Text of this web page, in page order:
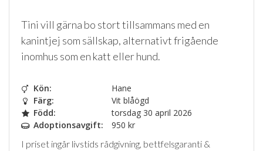
Tini vill gärna bo stort tillsammans med en
kanintjej som sällskap, alternativt frigående
inomhus som en katt eller hund.
Kön:
Hane
Färg:
Vit blåögd
Född:
torsdag 30 april 2026
Adoptionsavgift:
950 kr
I priset ingår livstids rådgivning, bettfelsgaranti &